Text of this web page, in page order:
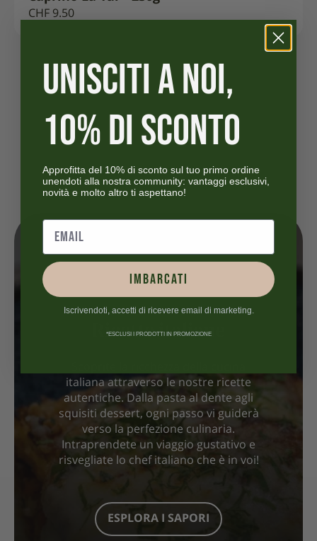
CHF 9.50
Ricette italiane
italiana attraverso le nostre ricette
autentiche. Dalla pasta al dente agli
squisiti dessert, ogni passo vi guiderà
verso la perfezione culinaria.
Intraprendete un viaggio gustativo e
risvegliate lo chef italiano che è in voi!
ESPLORA I SAPORI
UNISCITI A NOI,
10% DI SCONTO
Approfitta del 10% di sconto sul tuo primo ordine
unendoti alla nostra community: vantaggi esclusivi,
novità e molto altro ti aspettano!
IMBARCATI
Iscrivendoti, accetti di ricevere email di marketing.
*ESCLUSI I PRODOTTI IN PROMOZIONE